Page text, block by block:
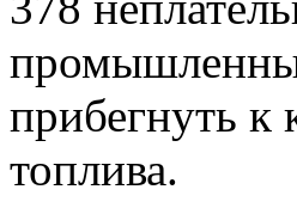
прибегнуть к
топлива.